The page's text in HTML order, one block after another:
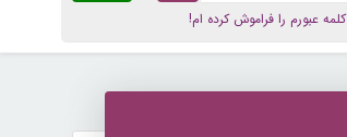
کلمه عبورم را فراموش کرده ام!